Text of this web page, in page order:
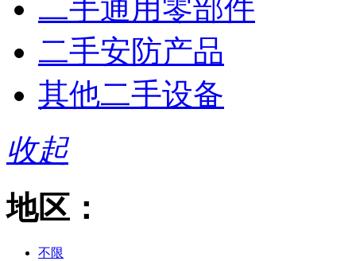
二手通用零部件
二手安防产品
其他二手设备
收起
地区：
不限